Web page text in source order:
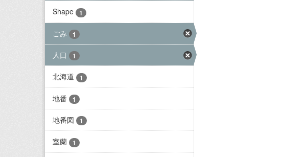
Shape 1
ごみ 1
人口 1
北海道 1
地番 1
地番図 1
室蘭 1